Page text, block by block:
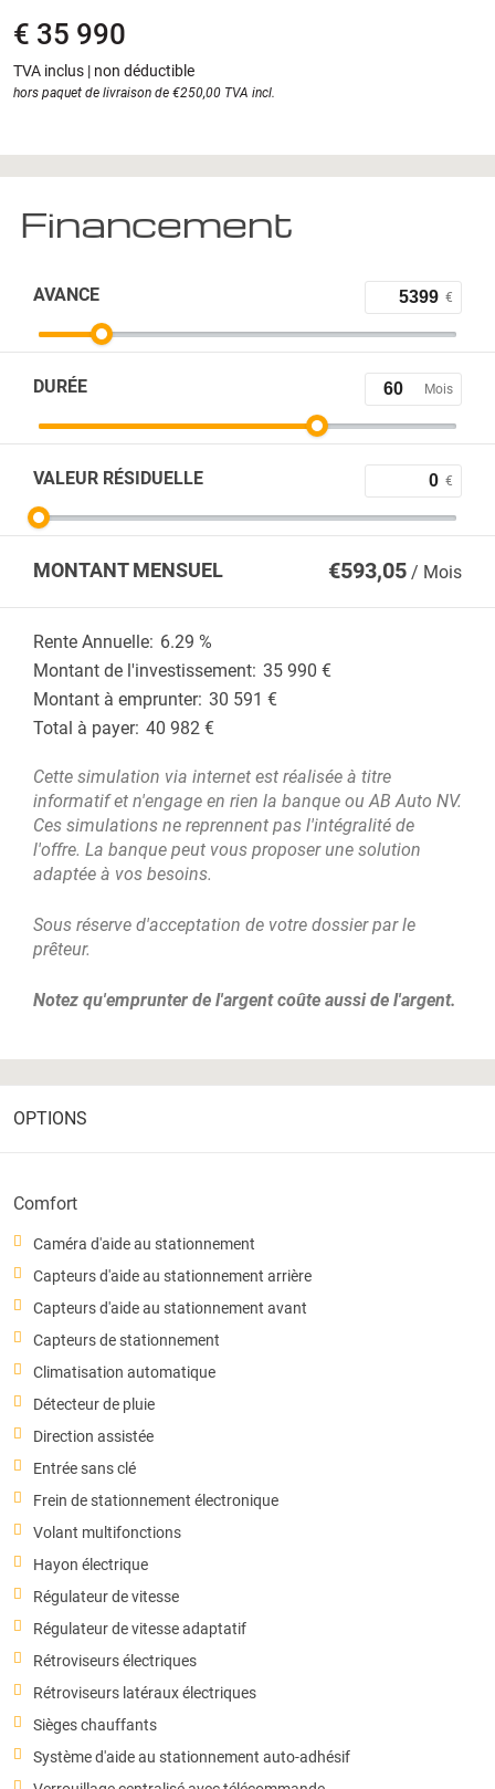
€ 35 990
TVA inclus | non déductible
hors paquet de livraison de €250,00 TVA incl.
Financement
AVANCE €
DURÉE Mois
VALEUR RÉSIDUELLE €
MONTANT MENSUEL €593,05 / Mois
Rente Annuelle: 6.29 %
Montant de l'investissement: 35 990 €
Montant à emprunter: 30 591 €
Total à payer: 40 982 €
Cette simulation via internet est réalisée à titre
informatif et n'engage en rien la banque ou AB Auto NV.
Ces simulations ne reprennent pas l'intégralité de
l'offre. La banque peut vous proposer une solution
adaptée à vos besoins.
Sous réserve d'acceptation de votre dossier par le
prêteur.
Notez qu'emprunter de l'argent coûte aussi de l'argent.
OPTIONS
Comfort
Caméra d'aide au stationnement
Capteurs d'aide au stationnement arrière
Capteurs d'aide au stationnement avant
Capteurs de stationnement
Climatisation automatique
Détecteur de pluie
Direction assistée
Entrée sans clé
Frein de stationnement électronique
Volant multifonctions
Hayon électrique
Régulateur de vitesse
Régulateur de vitesse adaptatif
Rétroviseurs électriques
Rétroviseurs latéraux électriques
Sièges chauffants
Système d'aide au stationnement auto-adhésif